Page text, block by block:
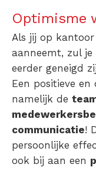
Optimisme
Als jij op
aanneemt, zul je
eerder geneigd
Een positieve
namelijk de
communicatie!
persoonlijke
ook bij aan een